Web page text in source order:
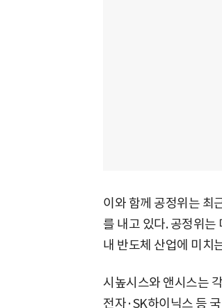
이와 함께 공정위는 최
를 내고 있다. 공정위
내 반도체 산업에 미치
시높시스와 앤시스는
전자·SK하이닉스 등